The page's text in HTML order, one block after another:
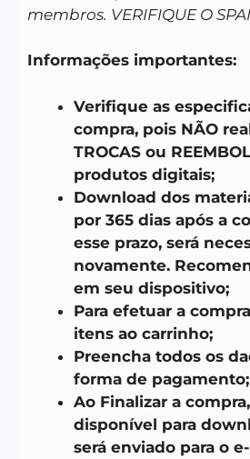
membros. VERIFIQUE O
Informações importantes:
Verifique as
compra, pois NÃO
TROCAS ou
produtos digitais;
Download dos
por 365 dias após a
esse prazo, será
novamente.
em seu dispositivo;
Para efetuar a
itens ao carrinho;
Preencha todos os
forma de pagamento;
Ao Finalizar a
disponível para
será enviado para o